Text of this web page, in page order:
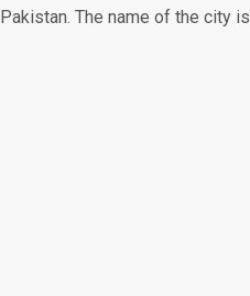
The name of the city is